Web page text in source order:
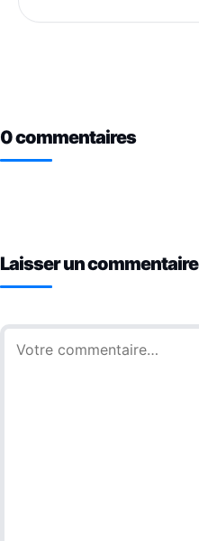
0 commentaires
Laisser un commentaire
Commentaire